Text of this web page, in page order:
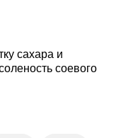
сахара и
соевого